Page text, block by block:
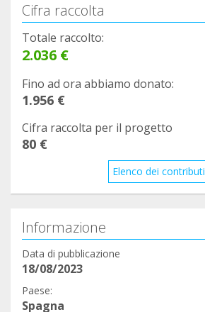
Cifra raccolta
Totale raccolto:
2.036 €
Fino ad ora abbiamo donato:
1.956 €
Cifra raccolta per il progetto
80 €
Elenco dei contributi
Informazione
Data di pubblicazione
18/08/2023
Paese:
Spagna